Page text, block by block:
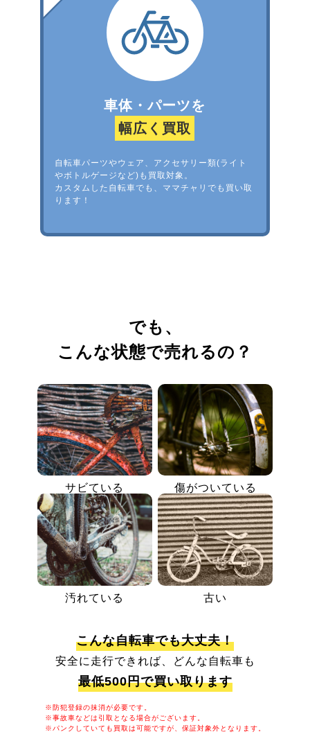
車体・パーツを
幅広く買取
自転車パーツやウェア、アクセサリー類(ライト
やボトルゲージなど)も買取対象。
カスタムした自転車でも、ママチャリでも買い取
ります！
でも、
こんな状態で売れるの？
サビている 傷がついている
汚れている 古い
こんな自転車でも大丈夫！
安全に走行できれば、どんな自転車も
最低500円で買い取ります
※防犯登録の抹消が必要です。
※事故車などは引取となる場合がございます。
※パンクしていても買取は可能ですが、保証対象外となります。